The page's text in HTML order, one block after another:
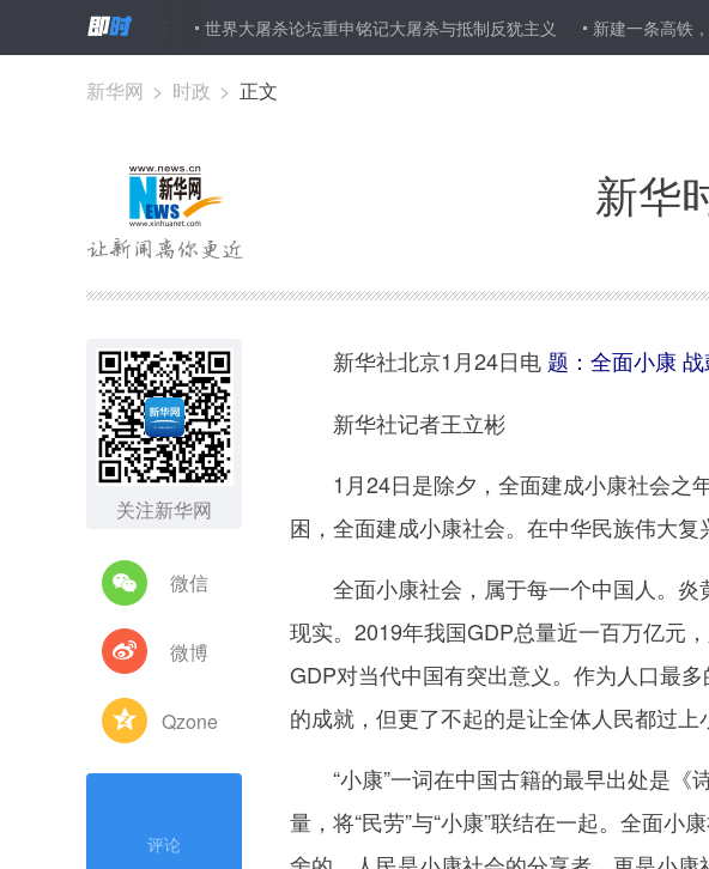
鲁塞尔召开 世界大屠杀论坛重申铭记大屠杀与抵制反犹主义 新建一条高铁，总共分
新华网 > 时政 > 正文
新华
关注新华网
微信
微博
Qzone
评论
新华社北京1月24日电 题：全面小康
新华社记者王立彬
1月24日是除夕，全面建成小康社会之
困，全面建成小康社会。在中华民族伟大复
全面小康社会，属于每一个中国人。炎
现实。2019年我国GDP总量近一百万亿元
GDP对当代中国有突出意义。作为人口最
的成就，但更了不起的是让全体人民都过上
“小康”一词在中国古籍的最早出处是《
量，将“民劳”与“小康”联结在一起。全面